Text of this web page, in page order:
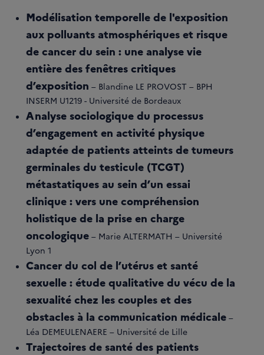
Modélisation temporelle de l'exposition
aux polluants atmosphériques et risque
de cancer du sein : une analyse vie
entière des fenêtres critiques
d’exposition – Blandine LE PROVOST – BPH
INSERM U1219 - Université de Bordeaux
Analyse sociologique du processus
d’engagement en activité physique
adaptée de patients atteints de tumeurs
germinales du testicule (TCGT)
métastatiques au sein d’un essai
clinique : vers une compréhension
holistique de la prise en charge
oncologique – Marie ALTERMATH – Université
Lyon 1
Cancer du col de l’utérus et santé
sexuelle : étude qualitative du vécu de la
sexualité chez les couples et des
obstacles à la communication médicale –
Léa DEMEULENAERE – Université de Lille
Trajectoires de santé des patients